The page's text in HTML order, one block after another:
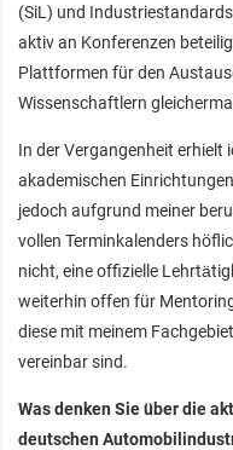
(SiL) und
aktiv an Konferenzen
Plattformen für den
Wissenschaftlern
In der Vergangenheit erhielt
akademischen
jedoch aufgrund meiner
vollen Terminkalenders
nicht, eine offizielle
weiterhin offen für
diese mit meinem
vereinbar sind.
Was denken Sie über die
deutschen